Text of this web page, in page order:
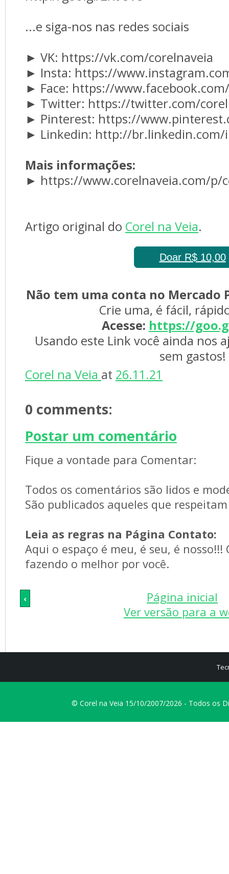
...e siga-nos nas redes sociais
► VK: https://vk.com/corelnaveia
► Insta: https://
► Face: https://
► Twitter: https://twitter.com/
► Pinterest: https://
► Linkedin: http://br.linkedin.com/
Mais informações:
► https://www.corelnaveia.com/p/
Artigo original do Corel na Veia.
Doar R$ 10,00
Não tem uma conta no Mercado
Crie uma, é fácil,
Acesse: https://
Usando este Link você ainda nos
sem gastos!
Corel na Veia at 26.11.21
0 comments:
Postar um comentário
Fique a vontade para Comentar:
Todos os comentários são lidos e
São publicados aqueles que
Leia as regras na Página Contato:
Aqui o espaço é meu, é seu, é nosso!!!
fazendo o melhor por você.
‹
Página inicial
Ver versão para a
© Corel na Veia 15/10/2007/2026 - Todos os